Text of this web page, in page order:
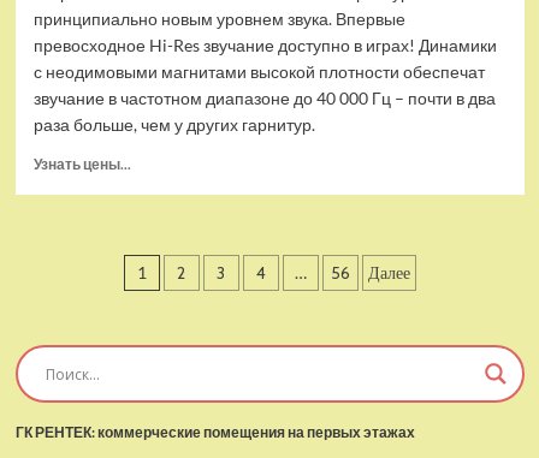
принципиально новым уровнем звука. Впервые
превосходное Hi-Res звучание доступно в играх! Динамики
с неодимовыми магнитами высокой плотности обеспечат
звучание в частотном диапазоне до 40 000 Гц – почти в два
раза больше, чем у других гарнитур.
Узнать цены...
наушники
Arctis
Пагинация
1 2 3 4 … 56 Далее
ГК РЕНТЕК: коммерческие помещения на первых этажах